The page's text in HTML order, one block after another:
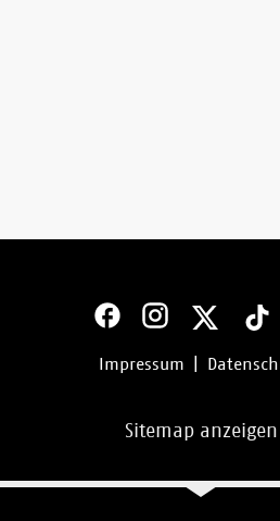
Impressum
Sitemap anzeigen